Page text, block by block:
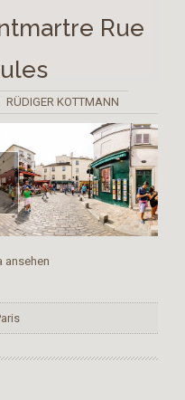
Rue
RÜDIGER KOTTMANN
ansehen